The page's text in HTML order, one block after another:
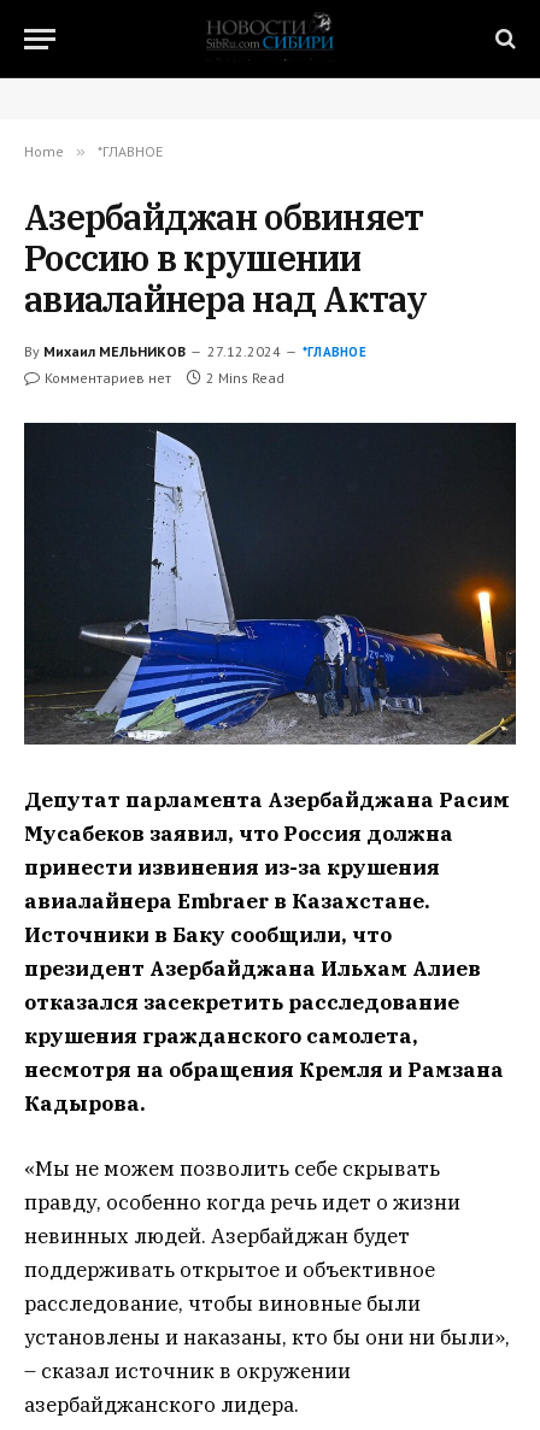
Home » *ГЛАВНОЕ
Азербайджан обвиняет
Россию в крушении
авиалайнера над Актау
By Михаил МЕЛЬНИКОВ 27.12.2024 *ГЛАВНОЕ
Комментариев нет 2 Mins Read
Депутат парламента Азербайджана Расим
Мусабеков заявил, что Россия должна
принести извинения из-за крушения
авиалайнера Embraer в Казахстане.
Источники в Баку сообщили, что
президент Азербайджана Ильхам Алиев
отказался засекретить расследование
крушения гражданского самолета,
несмотря на обращения Кремля и Рамзана
Кадырова.
«Мы не можем позволить себе скрывать
правду, особенно когда речь идет о жизни
невинных людей. Азербайджан будет
поддерживать открытое и объективное
расследование, чтобы виновные были
установлены и наказаны, кто бы они ни были»,
– сказал источник в окружении
азербайджанского лидера.